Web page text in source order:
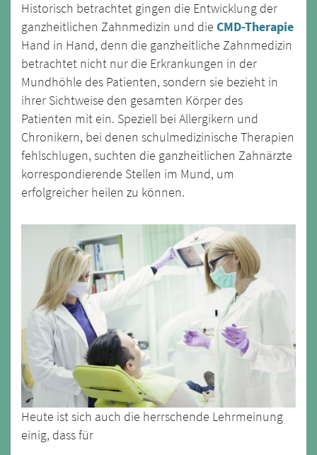
Historisch betrachtet gingen die Entwicklung der
ganzheitlichen Zahnmedizin und die CMD-Therapie
Hand in Hand, denn die ganzheitliche Zahnmedizin
betrachtet nicht nur die Erkrankungen in der
Mundhöhle des Patienten, sondern sie bezieht in
ihrer Sichtweise den gesamten Körper des
Patienten mit ein. Speziell bei Allergikern und
Chronikern, bei denen schulmedizinische Therapien
fehlschlugen, suchten die ganzheitlichen Zahnärzte
korrespondierende Stellen im Mund, um
erfolgreicher heilen zu können.
Heute ist sich auch die herrschende Lehrmeinung
einig, dass für